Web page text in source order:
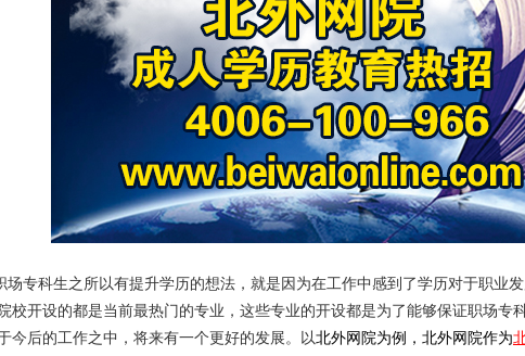
科生之所以有提升学历的想法，就是因为在工作中感到了学历对于职业
校开设的都是当前最热门的专业，这些专业的开设都是为了能够保证职场专
今后的工作之中，将来有一个更好的发展。以北外网院为例， 北外网院作为